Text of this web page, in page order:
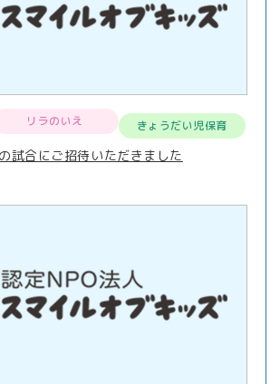
リラのいえ きょうだい児保育
試合にご招待いただきました